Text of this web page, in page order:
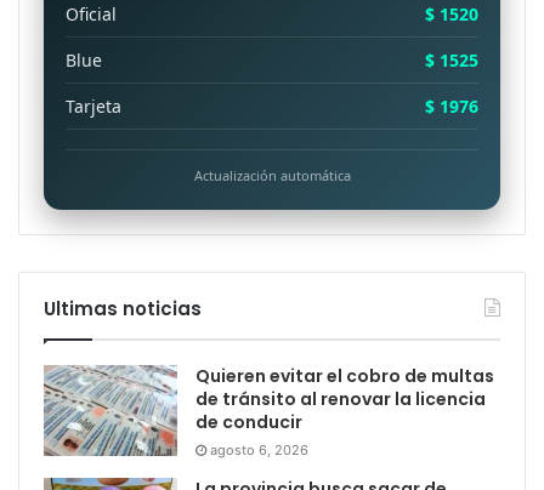
Oficial
$ 1520
Blue
$ 1525
Tarjeta
$ 1976
Actualización automática
Ultimas noticias
Quieren evitar el cobro de multas
de tránsito al renovar la licencia
de conducir
agosto 6, 2026